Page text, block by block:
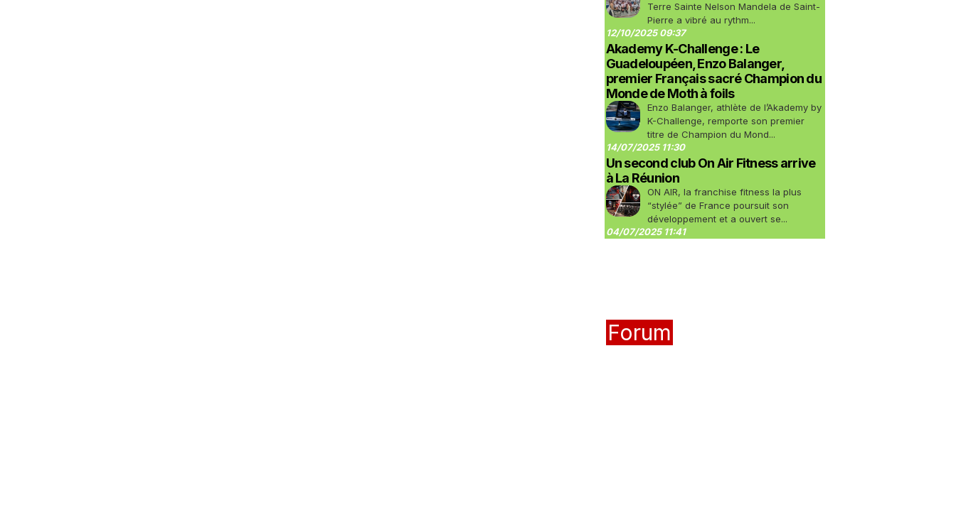
Terre Sainte Nelson Mandela de Saint-
Pierre a vibré au rythm...
12/10/2025 09:37
Akademy K-Challenge : Le
Guadeloupéen, Enzo Balanger,
premier Français sacré Champion du
Monde de Moth à foils
Enzo Balanger, athlète de l’Akademy by
K-Challenge, remporte son premier
titre de Champion du Mond...
14/07/2025 11:30
Un second club On Air Fitness arrive
à La Réunion
ON AIR, la franchise fitness la plus
“stylée” de France poursuit son
développement et a ouvert se...
04/07/2025 11:41
Forum